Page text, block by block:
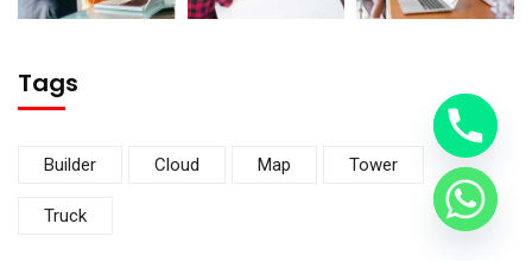
Tags
Builder Cloud Map Tower
Truck